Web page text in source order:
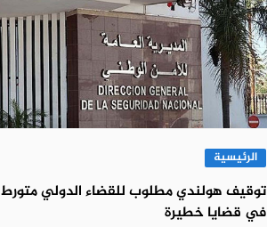
الرئيسية
توقيف هولندي مطلوب للقضاء الدولي متورط
في قضايا خطيرة